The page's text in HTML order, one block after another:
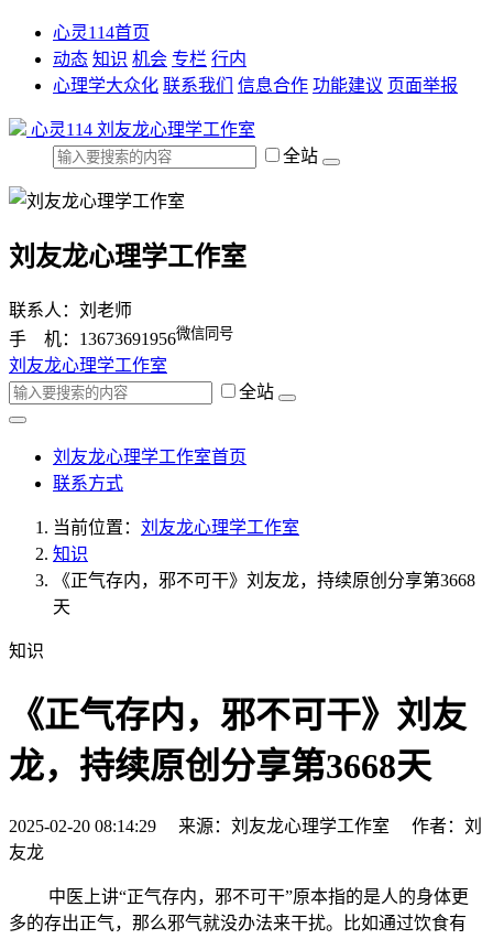
心灵114首页
动态 知识 机会 专栏 行内
心理学大众化 联系我们 信息合作 功能建议 页面举报
心灵114 刘友龙心理学工作室
全站
刘友龙心理学工作室
联系人：刘老师
手 机：13673691956微信同号
刘友龙心理学工作室
全站
刘友龙心理学工作室首页
联系方式
当前位置： 刘友龙心理学工作室
知识
《正气存内，邪不可干》刘友龙，持续原创分享第3668
天
知识
《正气存内，邪不可干》刘友
龙，持续原创分享第3668天
2025-02-20 08:14:29 来源：刘友龙心理学工作室 作者：刘
友龙
中医上讲“正气存内，邪不可干”原本指的是人的身体更
多的存出正气，那么邪气就没办法来干扰。比如通过饮食有